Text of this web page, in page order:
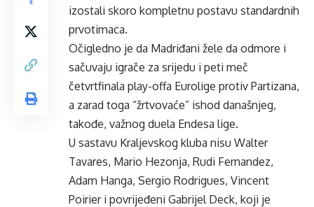
izostali skoro kompletnu postavu standardnih
prvotimaca.
Očigledno je da Madriđani žele da odmore i
sačuvaju igrače za srijedu i peti meč
četvrtfinala play-offa Eurolige protiv Partizana,
a zarad toga “žrtvovaće” ishod današnjeg,
takođe, važnog duela Endesa lige.
U sastavu Kraljevskog kluba nisu Walter
Tavares, Mario Hezonja, Rudi Fernandez,
Adam Hanga, Sergio Rodrigues, Vincent
Poirier i povrijeđeni Gabrijel Deck, koji je